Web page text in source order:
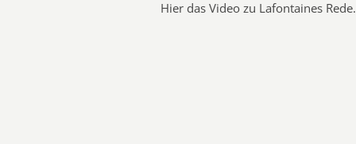
Hier das Video zu Lafontaines